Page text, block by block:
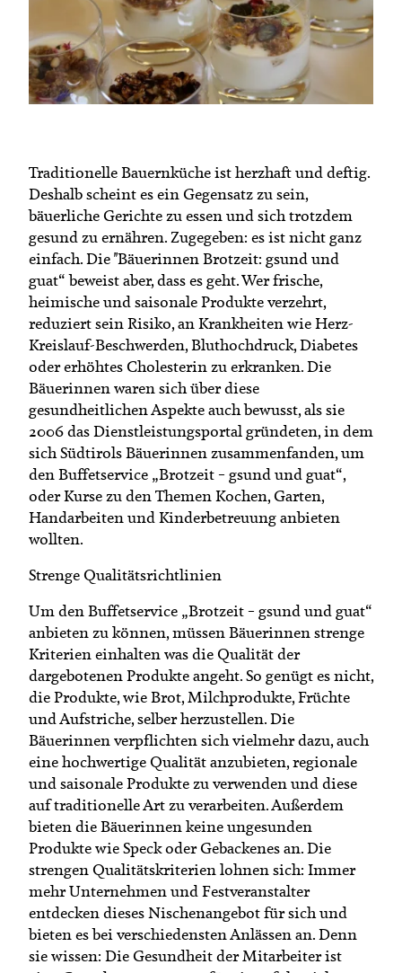
Mitgliedschaft
Landessekretariat
Bäuerliche Buffets
Hofgeschichten
Traditionelle Bauernküche ist herzhaft und deftig.
Deshalb scheint es ein Gegensatz zu sein,
bäuerliche Gerichte zu essen und sich trotzdem
gesund zu ernähren. Zugegeben: es ist nicht ganz
einfach. Die "Bäuerinnen Brotzeit: gsund und
guat“ beweist aber, dass es geht. Wer frische,
heimische und saisonale Produkte verzehrt,
reduziert sein Risiko, an Krankheiten wie Herz-
Kreislauf-Beschwerden, Bluthochdruck, Diabetes
oder erhöhtes Cholesterin zu erkranken. Die
Bäuerinnen waren sich über diese
gesundheitlichen Aspekte auch bewusst, als sie
2006 das Dienstleistungsportal gründeten, in dem
sich Südtirols Bäuerinnen zusammenfanden, um
den Buffetservice „Brotzeit – gsund und guat“,
oder Kurse zu den Themen Kochen, Garten,
Handarbeiten und Kinderbetreuung anbieten
wollten.
Strenge Qualitätsrichtlinien
Um den Buffetservice „Brotzeit – gsund und guat“
anbieten zu können, müssen Bäuerinnen strenge
Kriterien einhalten was die Qualität der
dargebotenen Produkte angeht. So genügt es nicht,
die Produkte, wie Brot, Milchprodukte, Früchte
und Aufstriche, selber herzustellen. Die
Bäuerinnen verpflichten sich vielmehr dazu, auch
eine hochwertige Qualität anzubieten, regionale
und saisonale Produkte zu verwenden und diese
auf traditionelle Art zu verarbeiten. Außerdem
bieten die Bäuerinnen keine ungesunden
Produkte wie Speck oder Gebackenes an. Die
strengen Qualitätskriterien lohnen sich: Immer
mehr Unternehmen und Festveranstalter
entdecken dieses Nischenangebot für sich und
bieten es bei verschiedensten Anlässen an. Denn
sie wissen: Die Gesundheit der Mitarbeiter ist